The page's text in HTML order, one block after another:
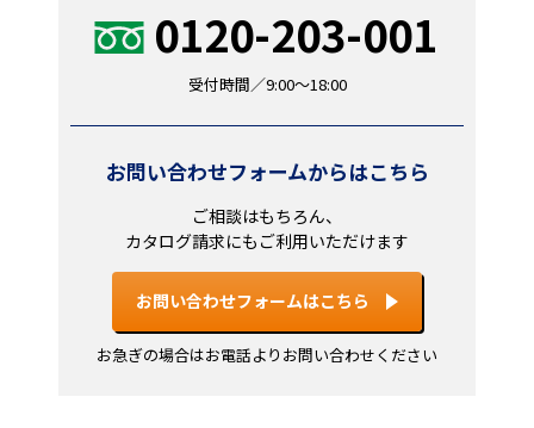
0120-203-001
受付時間／9:00～18:00
お問い合わせフォームからはこちら
ご相談はもちろん、
カタログ請求にもご利用いただけます
お問い合わせフォームはこちら
お急ぎの場合はお電話よりお問い合わせください